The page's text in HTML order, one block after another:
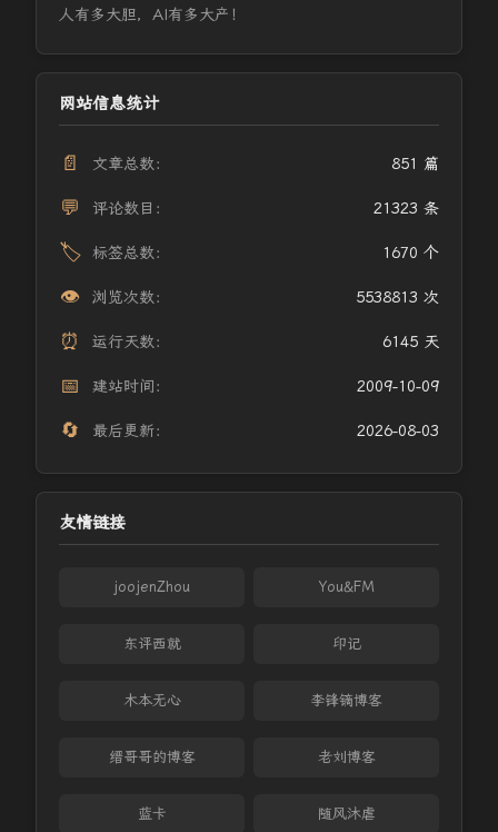
人有多大胆，AI有多大产！
网站信息统计
📄 文章总数： 851 篇
💬 评论数目： 21323 条
🏷️ 标签总数： 1670 个
👁️ 浏览次数： 5538813 次
⏰ 运行天数： 6145 天
📅 建站时间： 2009-10-09
🔄 最后更新： 2026-08-03
友情链接
joojenZhou You&FM
东评西就 印记
木本无心 李锋镝博客
缙哥哥的博客 老刘博客
蓝卡 随风沐虐